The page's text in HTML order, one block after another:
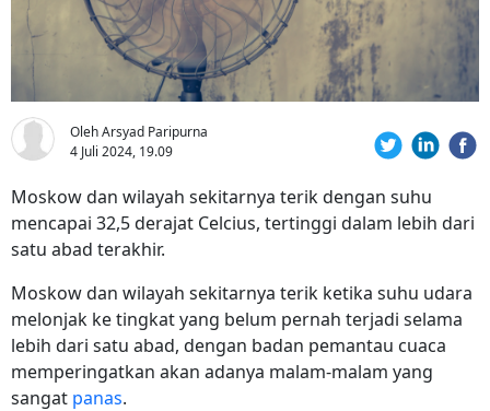
Oleh Arsyad Paripurna
4 Juli 2024, 19.09
Moskow dan wilayah sekitarnya terik dengan suhu
mencapai 32,5 derajat Celcius, tertinggi dalam lebih dari
satu abad terakhir.
Moskow dan wilayah sekitarnya terik ketika suhu udara
melonjak ke tingkat yang belum pernah terjadi selama
lebih dari satu abad, dengan badan pemantau cuaca
memperingatkan akan adanya malam-malam yang
sangat panas.